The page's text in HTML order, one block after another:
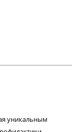
уникальным